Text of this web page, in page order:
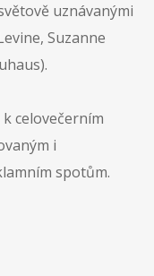
uznávanými
Suzanne
celovečerním
i
spotům.